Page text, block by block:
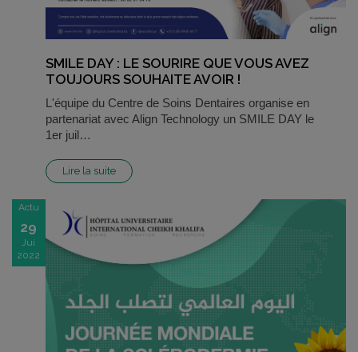
SMILE DAY : LE SOURIRE QUE VOUS AVEZ
TOUJOURS SOUHAITE AVOIR !
L'équipe du Centre de Soins Dentaires organise en
partenariat avec Align Technology un SMILE DAY le
1er juil…
Lire la suite
Actu
29
Jui
2022